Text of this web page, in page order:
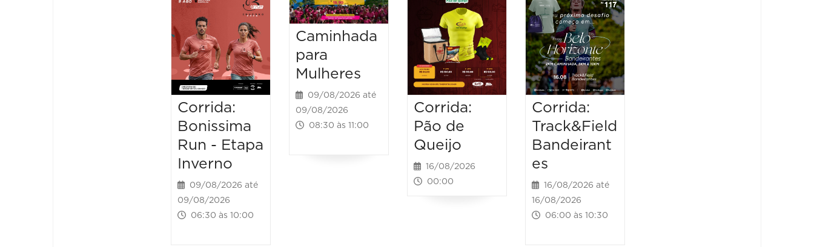
Corrida:
Bonissima
Run - Etapa
Inverno
09/08/2026 até
09/08/2026
06:30 às 10:00
Caminhada
para
Mulheres
09/08/2026 até
09/08/2026
08:30 às 11:00
Corrida:
Pão de
Queijo
16/08/2026
00:00
Corrida:
Track&Field
Bandeirant
es
16/08/2026 até
16/08/2026
06:00 às 10:30